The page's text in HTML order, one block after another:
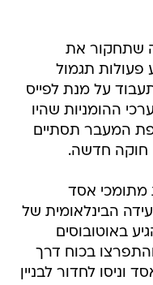
שתחקור את
תגמול
על מנת לפייס
ההומניות שהיו
המעבר תסתיים
חוקה חדשה.
מתומכי אסד
הבינלאומית של
באוטובוסים
בכוח דרך
וניסו לחדור לבניין